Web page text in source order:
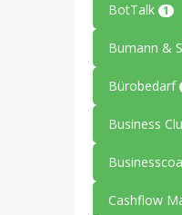
BotTalk 1
Bumann &
Bürobedarf
Business
Cashflow